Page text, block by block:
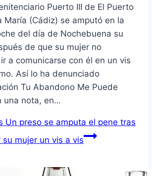
Puerto III de El Puerto
María (Cádiz) se amputó en la
del día de Nochebuena su
de que su mujer no
a comunicarse con él en un vis
Así lo ha denunciado
Tu Abandono Me Puede
una nota, en…
Un preso se amputa el pene tras
su mujer un vis a vis